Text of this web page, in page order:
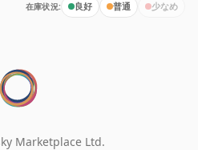
在庫状況: 良好 普通 少なめ
Marketplace Ltd.